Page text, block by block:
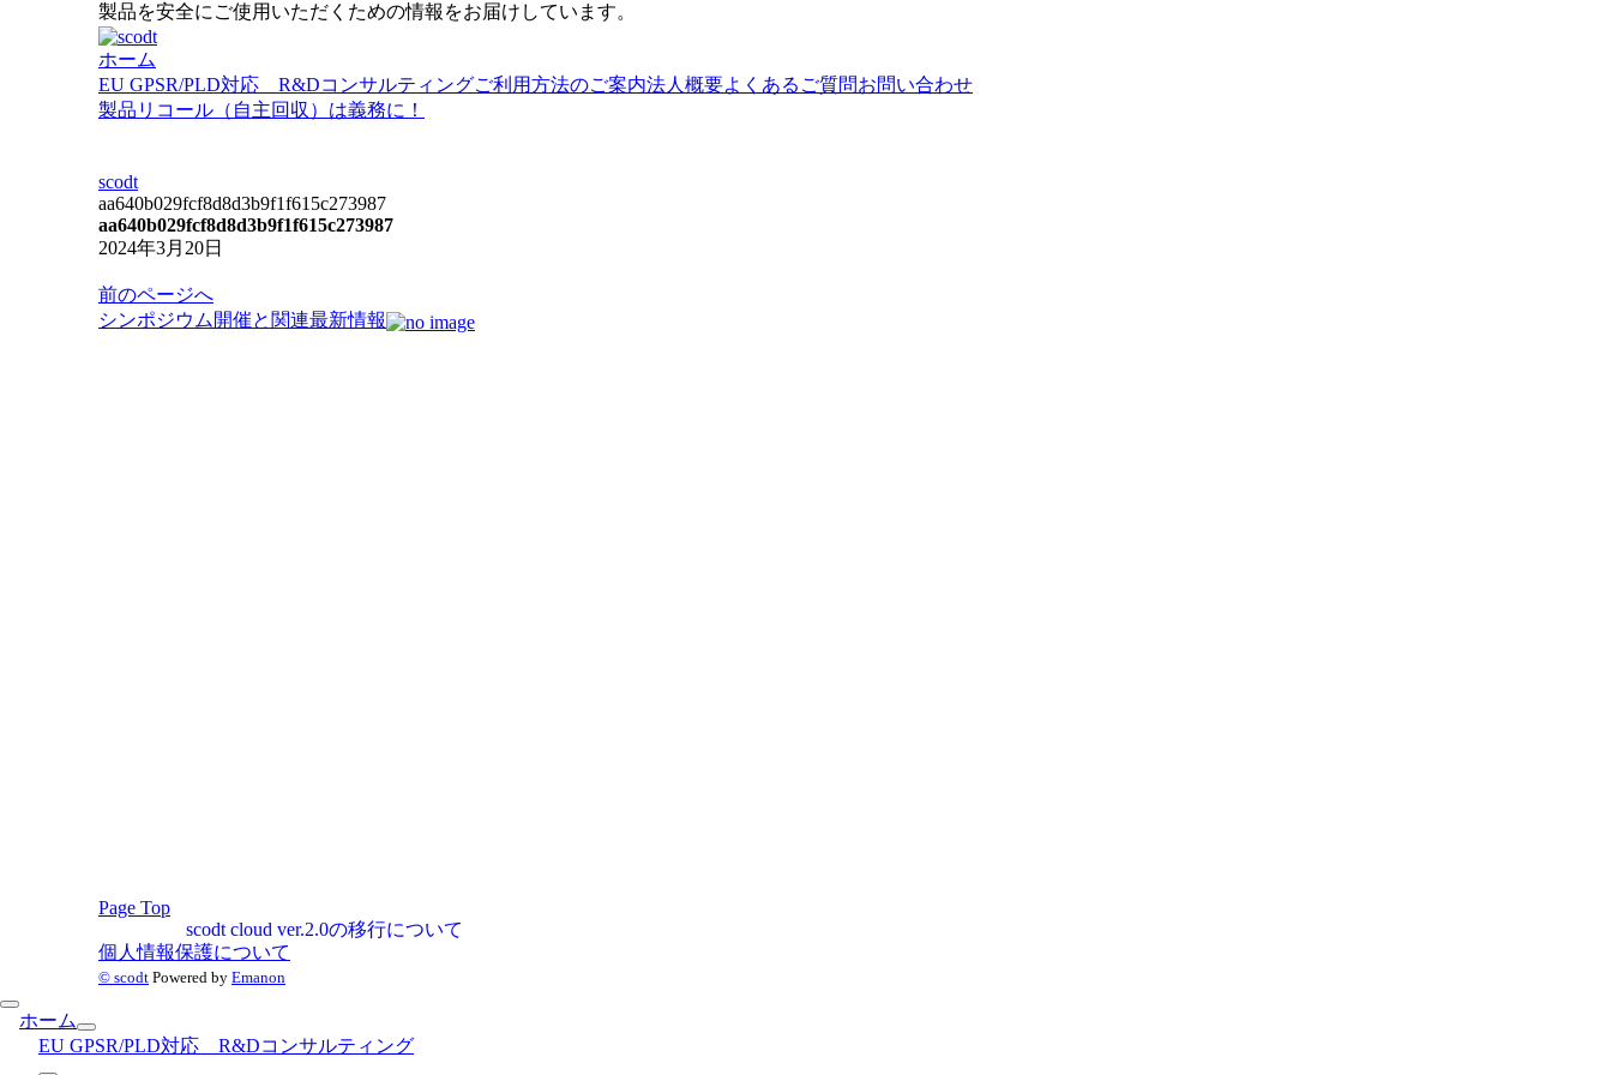
製品を安全にご使用いただくための情報をお届けしています。
ホーム
EU GPSR/PLD対応 R&Dコンサルティング
製品リコール（自主回収）は義務に！
ご利用方法のご案内法人概要よくあるご質問お問い合わせ
scodt
aa640b029fcf8d8d3b9f1f615c273987
aa640b029fcf8d8d3b9f1f615c273987
2024年3月20日
投
稿
前のページへ
シンポジウム開催と関連最新情報
Page Top
scodt cloud ver.2.0の移行について
個人情報保護について
© scodt Powered by Emanon
ホーム
EU GPSR/PLD対応 R&Dコンサルティング